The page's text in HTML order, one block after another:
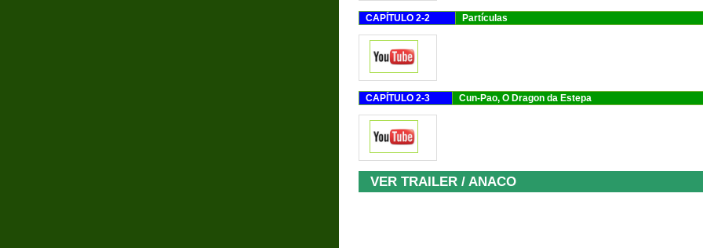
CAPÍTULO 2-2
CAPÍTULO 2-3 Cun-Pao, O Dragon
VER TRAILER / ANACO